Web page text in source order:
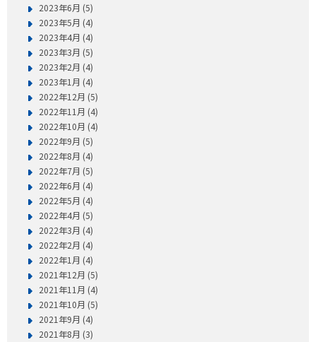
2023年6月 (5)
2023年5月 (4)
2023年4月 (4)
2023年3月 (5)
2023年2月 (4)
2023年1月 (4)
2022年12月 (5)
2022年11月 (4)
2022年10月 (4)
2022年9月 (5)
2022年8月 (4)
2022年7月 (5)
2022年6月 (4)
2022年5月 (4)
2022年4月 (5)
2022年3月 (4)
2022年2月 (4)
2022年1月 (4)
2021年12月 (5)
2021年11月 (4)
2021年10月 (5)
2021年9月 (4)
2021年8月 (3)